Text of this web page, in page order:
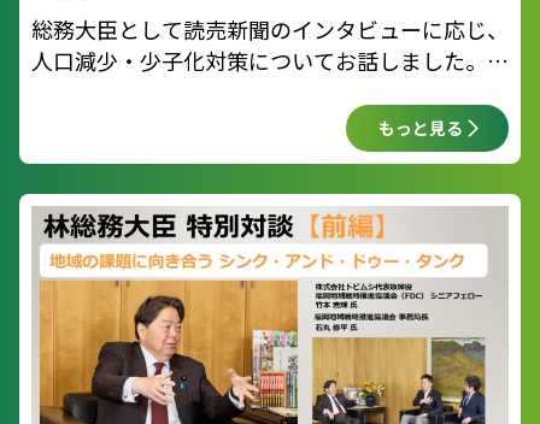
総務大臣として読売新聞のインタビューに応じ、
人口減少・少子化対策についてお話しました。
てふるさとや好きな地域と関わり続ける「関係人
もっと見る